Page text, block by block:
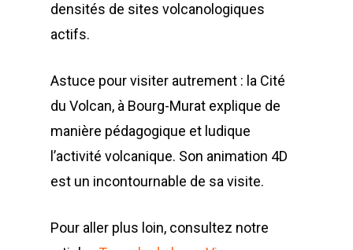
densités de sites volcanologiques
actifs.
Astuce pour visiter autrement : la Cité
du Volcan, à Bourg-Murat explique de
manière pédagogique et ludique
l’activité volcanique. Son animation 4D
est un incontournable de sa visite.
Pour aller plus loin, consultez notre